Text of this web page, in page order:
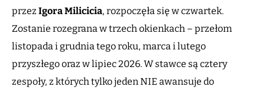
przez Igora Milicicia, rozpoczęła się w czwartek.
Zostanie rozegrana w trzech okienkach – przełom
listopada i grudnia tego roku, marca i lutego
przyszłego oraz w lipiec 2026. W stawce są cztery
zespoły, z których tylko jeden NIE awansuje do